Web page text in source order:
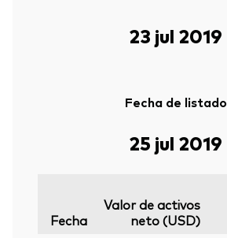
23 jul 2019
Fecha de listado
25 jul 2019
Fecha
Valor de activos
neto (USD)